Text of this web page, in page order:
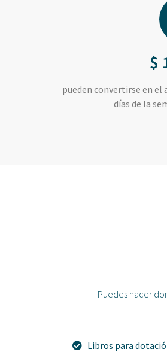
$
pueden convertirse en el
días de la
Puedes hacer
Libros para